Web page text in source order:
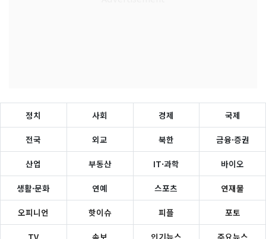
정치 사회 경제 국제
전국 외교 북한 금융·증권
산업 부동산 IT·과학 바이오
생활·문화 연예 스포츠 연재물
오피니언 핫이슈 피플 포토